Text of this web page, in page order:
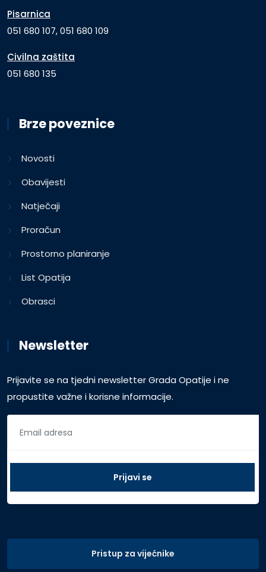
Pisarnica
051 680 107, 051 680 109
Civilna zaštita
051 680 135
Brze poveznice
Novosti
Obavijesti
Natječaji
Proračun
Prostorno planiranje
List Opatija
Obrasci
Newsletter
Prijavite se na tjedni newsletter Grada Opatije i ne
propustite važne i korisne informacije.
Pristup za vijećnike